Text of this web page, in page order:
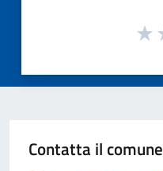
Contatta il comune